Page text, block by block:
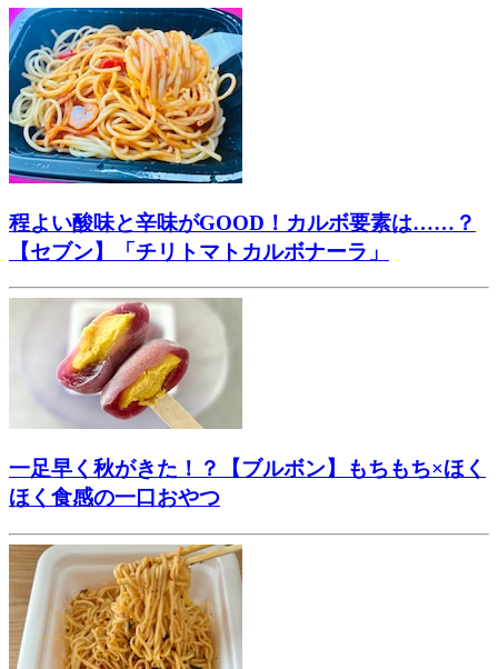
程よい酸味と辛味がGOOD！カルボ要素は……？
【セブン】「チリトマトカルボナーラ」
一足早く秋がきた！？【ブルボン】もちもち×ほく
ほく食感の一口おやつ